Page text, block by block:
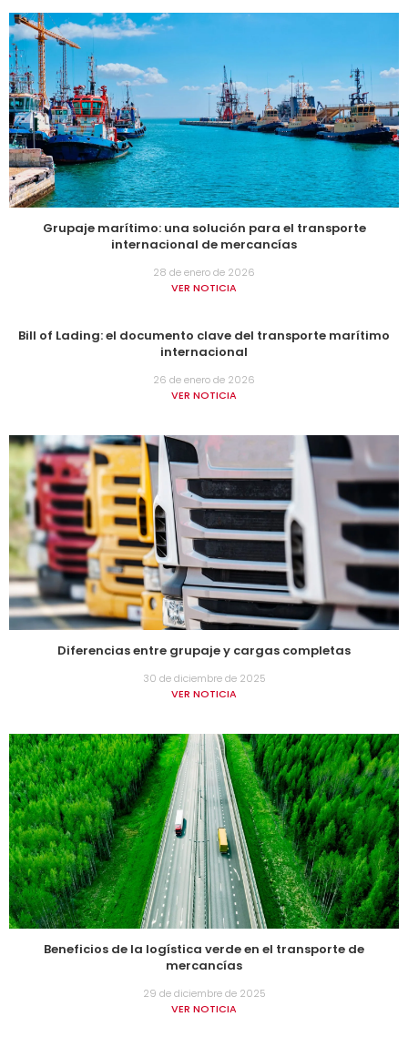
Grupaje marítimo: una solución para el transporte
internacional de mercancías
28 de enero de 2026
VER NOTICIA
Bill of Lading: el documento clave del transporte marítimo
internacional
26 de enero de 2026
VER NOTICIA
Diferencias entre grupaje y cargas completas
30 de diciembre de 2025
VER NOTICIA
Beneficios de la logística verde en el transporte de
mercancías
29 de diciembre de 2025
VER NOTICIA